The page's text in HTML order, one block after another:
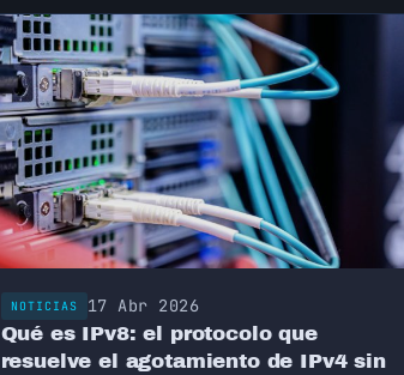
NOTICIAS 17 Abr 2026
Qué es IPv8: el protocolo que
resuelve el agotamiento de IPv4 sin